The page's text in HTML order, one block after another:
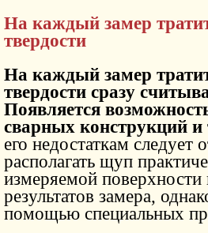
На каждый замер
твердости
На каждый замер
твердости сразу
Появляется
сварных конструкций
его недостаткам следует
располагать щуп
измеряемой
результатов замера,
помощью специальных